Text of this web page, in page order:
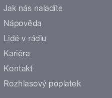
Jak nás naladíte
Nápověda
Lidé v rádiu
Kariéra
Kontakt
Rozhlasový poplatek